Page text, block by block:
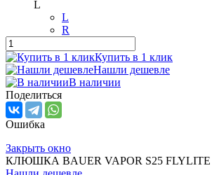
L
L
R
Купить в 1 клик
Нашли дешевле
В наличии
Поделиться
Ошибка
Закрыть окно
КЛЮШКА BAUER VAPOR S25 FLYLITE